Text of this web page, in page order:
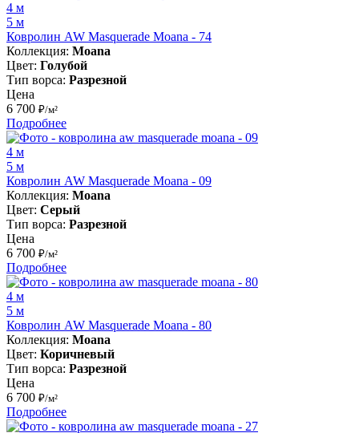
4 м
5 м
Ковролин AW Masquerade Moana - 74
Коллекция: Moana
Цвет: Голубой
Тип ворса: Разрезной
Цена
6 700 ₽/м²
Подробнее
4 м
5 м
Ковролин AW Masquerade Moana - 09
Коллекция: Moana
Цвет: Серый
Тип ворса: Разрезной
Цена
6 700 ₽/м²
Подробнее
4 м
5 м
Ковролин AW Masquerade Moana - 80
Коллекция: Moana
Цвет: Коричневый
Тип ворса: Разрезной
Цена
6 700 ₽/м²
Подробнее